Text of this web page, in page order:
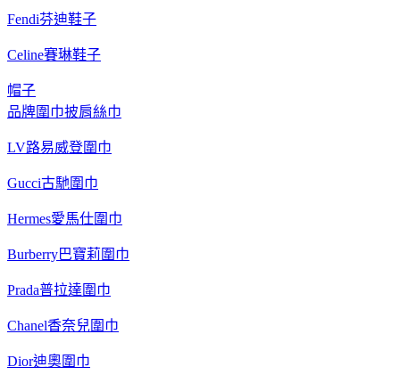
Fendi芬迪鞋子
Celine賽琳鞋子
帽子
品牌圍巾披肩絲巾
LV路易威登圍巾
Gucci古馳圍巾
Hermes愛馬仕圍巾
Burberry巴寶莉圍巾
Prada普拉達圍巾
Chanel香奈兒圍巾
Dior迪奧圍巾